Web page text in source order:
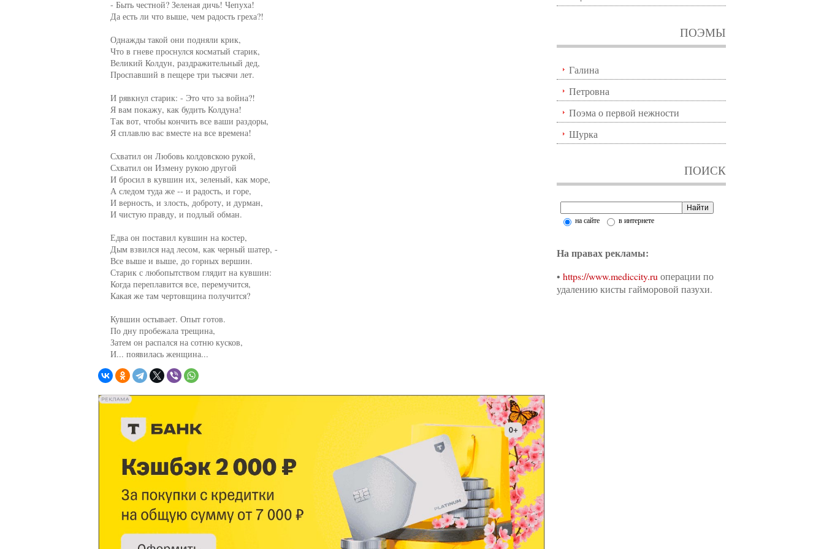
ПОЭМЫ
Галина
Петровна
Поэма о первой нежности
Шурка
ПОИСК
на сайте в интернете
На правах рекламы:
• https://www.mediccity.ru операции по
удалению кисты гайморовой пазухи.
     - Быть честной? Зеленая дичь! Чепуха!
     Да есть ли что выше, чем радость греха?!
     Однажды такой они подняли крик,
     Что в гневе проснулся косматый старик,
     Великий Колдун, раздражительный дед,
     Проспавший в пещере три тысячи лет.
     И рявкнул старик: - Это что за война?!
     Я вам покажу, как будить Колдуна!
     Так вот, чтобы кончить все ваши раздоры,
     Я сплавлю вас вместе на все времена!
     Схватил он Любовь колдовскою рукой,
     Схватил он Измену рукою другой
     И бросил в кувшин их, зеленый, как море,
     А следом туда же -- и радость, и горе,
     И верность, и злость, доброту, и дурман,
     И чистую правду, и подлый обман.
     Едва он поставил кувшин на костер,
     Дым взвился над лесом, как черный шатер, -
     Все выше и выше, до горных вершин.
     Старик с любопытством глядит на кувшин:
     Когда переплавится все, перемучится,
     Какая же там чертовщина получится?
     Кувшин остывает. Опыт готов.
     По дну пробежала трещина,
     Затем он распался на сотню кусков,
     И... появилась женщина...